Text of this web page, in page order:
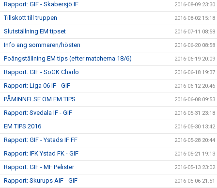
Rapport: GIF - Skabersjö IF 2016-08-09 23:30
Tillskott till truppen 2016-08-02 15:18
Slutställning EM tipset 2016-07-11 08:58
Info ang sommaren/hösten 2016-06-20 08:58
Poängställning EM tips (efter matcherna 18/6) 2016-06-19 20:09
Rapport: GIF - SoGK Charlo 2016-06-18 19:37
Rapport: Liga 06 IF - GIF 2016-06-12 20:46
PÅMINNELSE OM EM TIPS 2016-06-08 09:53
Rapport: Svedala IF - GIF 2016-05-31 23:18
EM TIPS 2016 2016-05-30 13:42
Rapport: GIF - Ystads IF FF 2016-05-28 20:44
Rapport: IFK Ystad FK - GIF 2016-05-21 19:13
Rapport: GIF - MF Pelister 2016-05-13 23:02
Rapport: Skurups AIF - GIF 2016-05-06 21:51